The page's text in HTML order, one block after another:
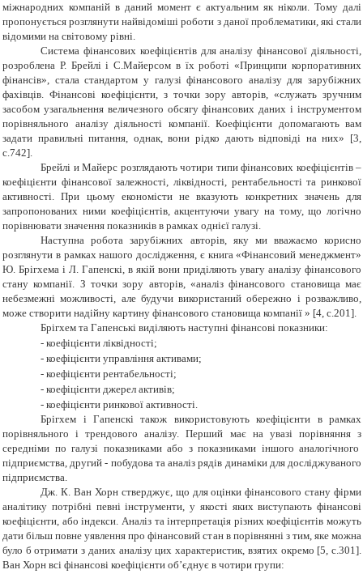
міжнародних компаній в даний момент є актуальним як ніколи. Тому далі
пропонується розглянути найвідоміші роботи з даної проблематики, які стали
відомими на світовому рівні.
Система фінансових коефіцієнтів для аналізу фінансової діяльності,
розроблена Р. Брейлі і С.Майерсом в їх роботі «Принципи корпоративних
фінансів», стала стандартом у галузі фінансового аналізу для зарубіжних
фахівців. Фінансові коефіцієнти, з точки зору авторів, «служать зручним
засобом узагальнення величезного обсягу фінансових даних і інструментом
порівняльного аналізу діяльності компанії. Коефіцієнти допомагають вам
задати правильні питання, однак, вони рідко дають відповіді на них» [3,
с.742].
Брейлі и Майерс розглядають чотири типи фінансових коефіцієнтів –
коефіцієнти фінансової залежності, ліквідності, рентабельності та ринкової
активності. При цьому економісти не вказують конкретних значень для
запропонованих ними коефіцієнтів, акцентуючи увагу на тому, що логічно
порівнювати значення показників в рамках однієї галузі.
Наступна робота зарубіжних авторів, яку ми вважаємо корисно
розглянути в рамках нашого дослідження, є книга «Фінансовий менеджмент»
Ю. Брігхема і Л. Гапенскі, в якій вони приділяють увагу аналізу фінансового
стану компанії. З точки зору авторів, «аналіз фінансового становища має
небезмежні можливості, але будучи використаний обережно і розважливо,
може створити надійну картину фінансового становища компанії » [4, с.201].
Брігхем та Гапенські виділяють наступні фінансові показники:
- коефіцієнти ліквідності;
- коефіцієнти управління активами;
- коефіцієнти рентабельності;
- коефіцієнти джерел активів;
- коефіцієнти ринкової активності.
Брігхем і Гапенскі також використовують коефіцієнти в рамках
порівняльного і трендового аналізу. Перший має на увазі порівняння з
середніми по галузі показниками або з показниками іншого аналогічного
підприємства, другий - побудова та аналіз рядів динаміки для досліджуваного
підприємства.
Дж. К. Ван Хорн стверджує, що для оцінки фінансового стану фірми
аналітику потрібні певні інструменти, у якості яких виступають фінансові
коефіцієнти, або індекси. Аналіз та інтерпретація різних коефіцієнтів можуть
дати більш повне уявлення про фінансовий стан в порівнянні з тим, яке можна
було б отримати з даних аналізу цих характеристик, взятих окремо [5, с.301].
Ван Хорн всі фінансові коефіцієнти об’єднує в чотири групи: